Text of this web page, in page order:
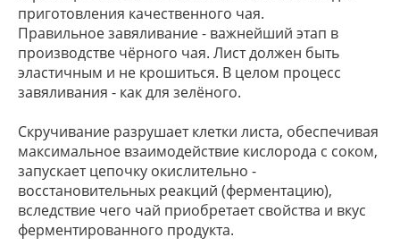
приготовления качественного чая.
Правильное завяливание - важнейший этап в
производстве чёрного чая. Лист должен быть
эластичным и не крошиться. В целом процесс
завяливания - как для зелёного.
Скручивание разрушает клетки листа, обеспечивая
максимальное взаимодействие кислорода с соком,
запускает цепочку окислительно -
восстановительных реакций (ферментацию),
вследствие чего чай приобретает свойства и вкус
ферментированного продукта.